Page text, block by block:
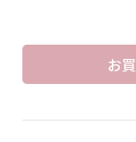
お